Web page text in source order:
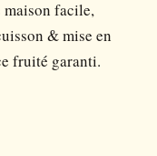
maison facile,
& mise en
fruité garanti.